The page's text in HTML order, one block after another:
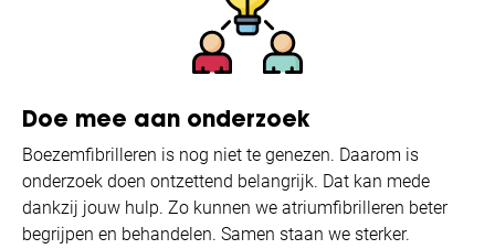
Doe mee aan onderzoek
Boezemfibrilleren is nog niet te genezen. Daarom is
onderzoek doen ontzettend belangrijk. Dat kan mede
dankzij jouw hulp. Zo kunnen we atriumfibrilleren beter
begrijpen en behandelen. Samen staan we sterker.